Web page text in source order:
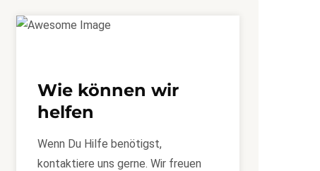
Wie können wir
helfen
Wenn Du Hilfe benötigst,
kontaktiere uns gerne. Wir freuen